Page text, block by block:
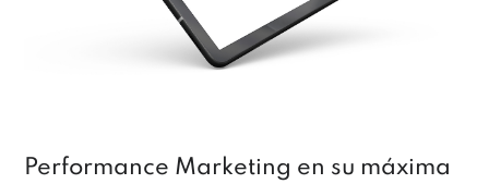
Performance Marketing en su máxima